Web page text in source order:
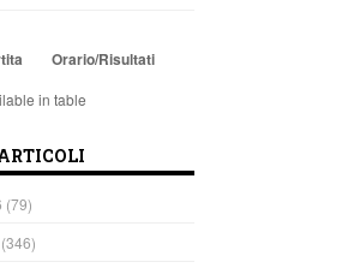
Orario/Risultati
in table
(79)
(346)